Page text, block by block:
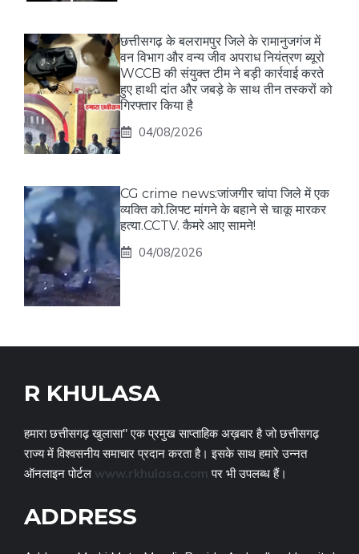
छत्तीसगढ़ के बलरामपुर जिले के रामानुजगंज में
वन विभाग और वन्य जीव अपराध नियंत्रण ब्यूरो
WCCB की संयुक्त टीम ने बड़ी कार्रवाई करते
हुए हाथी दांत और जबड़े के साथ तीन तस्करों को
गिरफ्तार किया है
04/08/2026
CG crime news:जांजगीर चांपा जिले में एक
व्यक्ति को.लिफ्ट मांगने के बहाने से चाकू मारकर
हत्या.CCTV. कैमरे आए सामने!
04/08/2026
R KHULASA
हमारा छत्तीसगढ़ खुलासा" एक प्रमुख साप्ताहिक अख़बार है जो छत्तीसगढ़
राज्य में विश्वसनीय समाचार प्रदान करता है। इसके साथ हमारे उन्नत
ऑनलाइन पोर्टल www.rkhulasa.com पर भी उपलब्ध हैं।
ADDRESS